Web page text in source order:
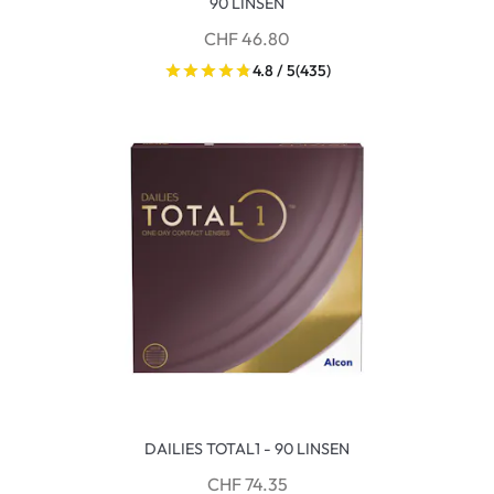
CHF 46.80
4.8 / 5(435)
DAILIES TOTAL1 - 90 LINSEN
CHF 74.35